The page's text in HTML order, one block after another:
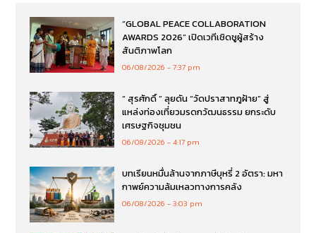
“GLOBAL PEACE COLLABORATION
AWARDS 2026” เปิดเวทีเชิดชูผู้สร้าง
สันติภาพโลก
06/08/2026 7:37 pm
“ สุรศักดิ์ ” ลุยดัน “วัดปราสาทภูฝ้าย” สู่
แหล่งท่องเที่ยวมรดกวัฒนธรรม ยกระดับ
เศรษฐกิจชุมชน
06/08/2026 4:17 pm
บทเรียนหมื่นล้านจากภาษีบุหรี่ 2 อัตรา: มหา
กาพย์ความล้มเหลวทางการคลัง
06/08/2026 3:03 pm